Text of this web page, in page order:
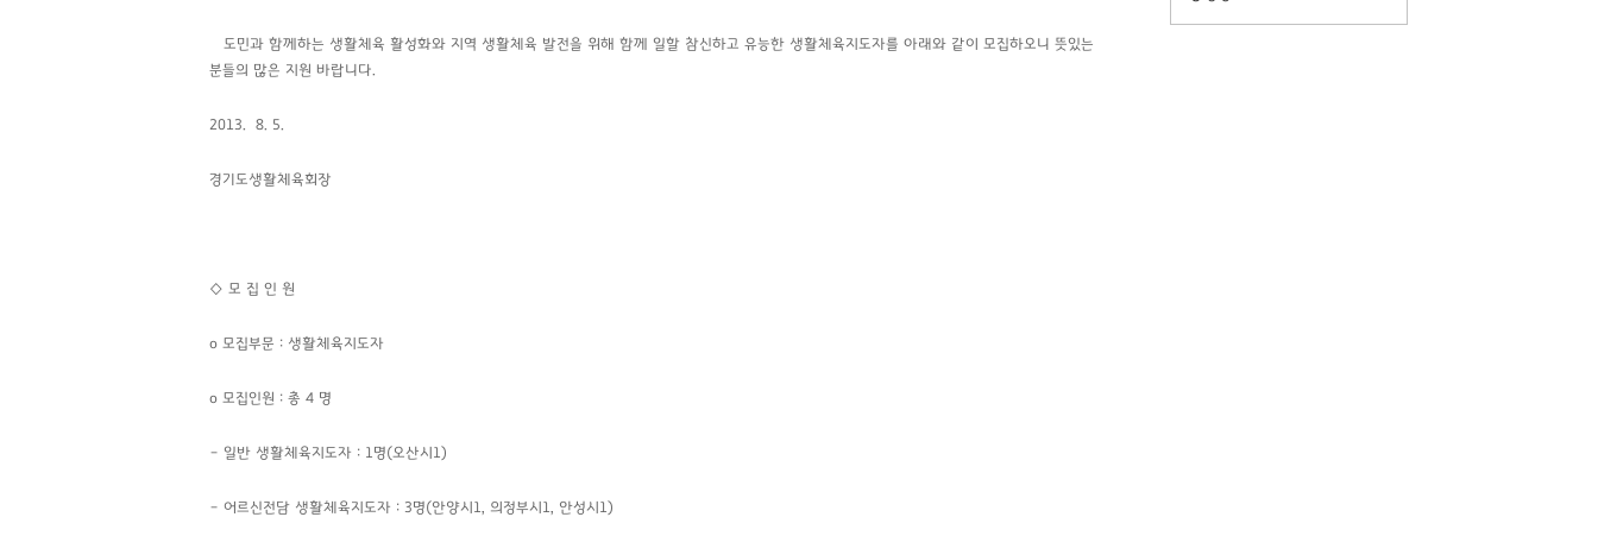
도민과 함께하는 생활체육 활성화와 지역 생활체육 발전을 위해 함께 일할 참신하고 유능한 생활체육지도자를 아래와 같이 모집하오니 뜻있는
분들의 많은 지원 바랍니다.
2013. 8. 5.
경기도생활체육회장
◇ 모 집 인 원
o 모집부문 : 생활체육지도자
o 모집인원 : 총 4 명
– 일반 생활체육지도자 : 1명(오산시1)
– 어르신전담 생활체육지도자 : 3명(안양시1, 의정부시1, 안성시1)